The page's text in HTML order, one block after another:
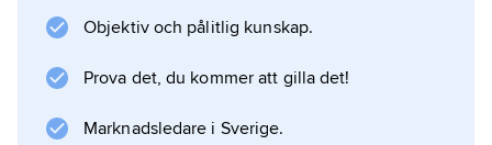
hos yngre vuxna, är utgjutning (artrit) i
höftleden. Sjukdomens orsak är okänd, men
tillståndet brukar gå över efter kortvarigt
enstaka fall, då det ökade vätsketrycket i
Objektiv och pålitlig kunskap.
Prova det, du kommer att gilla det!
Marknadsledare i Sverige.